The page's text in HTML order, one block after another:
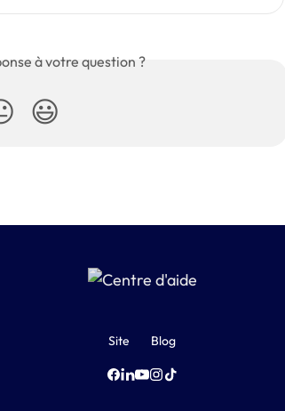
à votre question ?
😃
Site Blog